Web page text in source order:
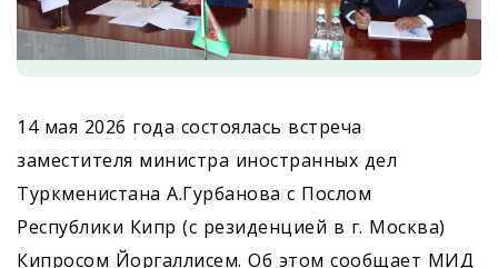
14 мая 2026 года состоялась встреча
заместителя министра иностранных дел
Туркменистана А.Гурбанова с Послом
Республики Кипр (с резиденцией в г. Москва)
Кипросом Йоргаллисем. Об этом сообщает МИД